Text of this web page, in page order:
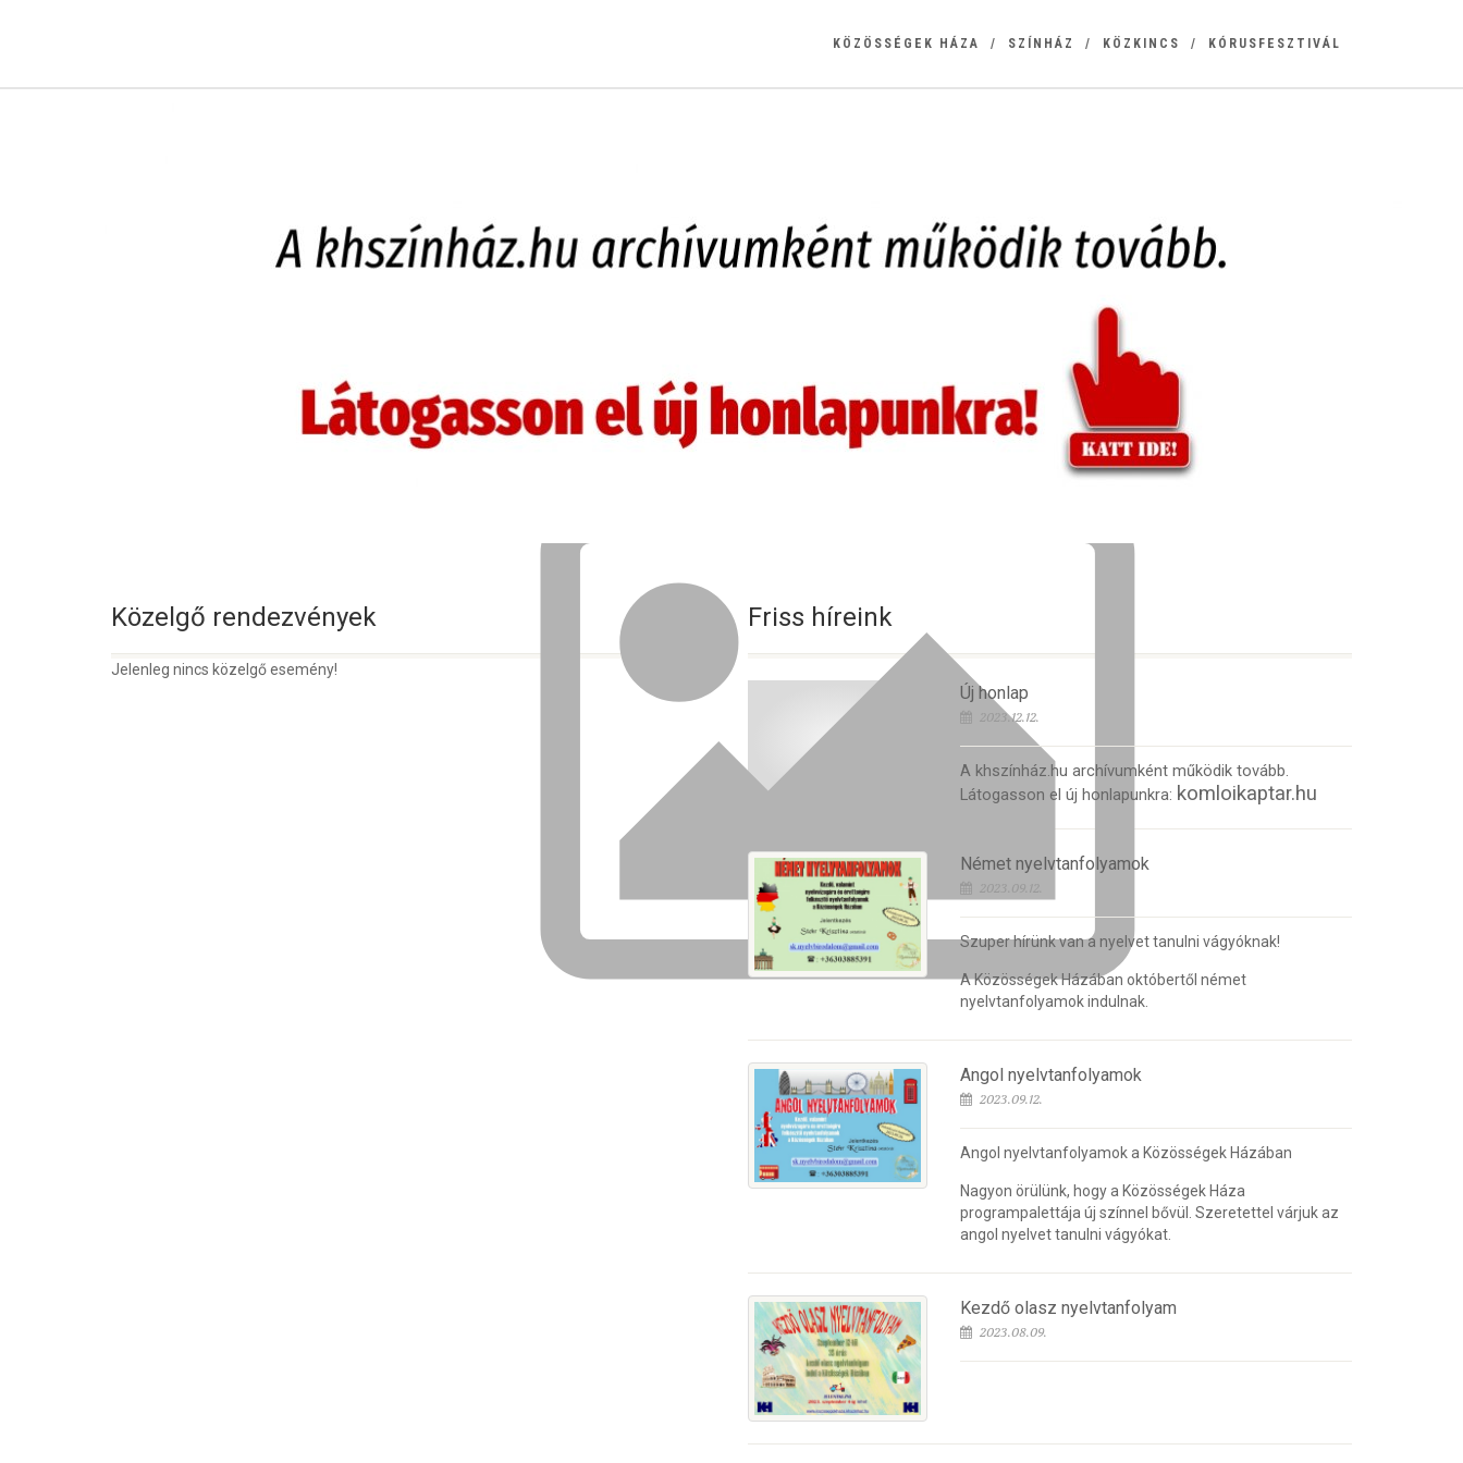
KÖZÖSSÉGEK HÁZA SZÍNHÁZ KÖZKINCS KÓRUSFESZTIVÁL
Közelgő rendezvények
Jelenleg nincs közelgő esemény!
Friss híreink
Új honlap
2023.12.12.
A khszínház.hu archívumként működik tovább.
Látogasson el új honlapunkra: komloikaptar.hu
Német nyelvtanfolyamok
2023.09.12.
Szuper hírünk van a nyelvet tanulni vágyóknak!
A Közösségek Házában októbertől német
nyelvtanfolyamok indulnak.
Angol nyelvtanfolyamok
2023.09.12.
Angol nyelvtanfolyamok a Közösségek Házában
Nagyon örülünk, hogy a Közösségek Háza
programpalettája új színnel bővül. Szeretettel várjuk az
angol nyelvet tanulni vágyókat.
Kezdő olasz nyelvtanfolyam
2023.08.09.